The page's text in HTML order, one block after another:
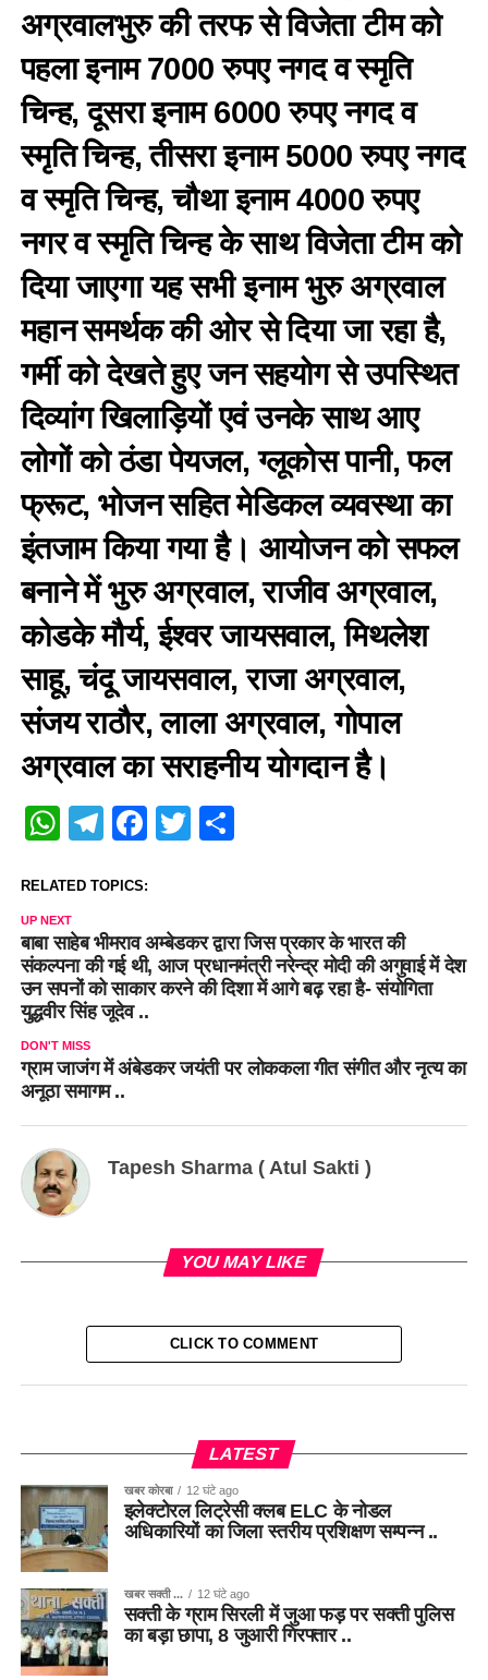
अग्रवालभुरु की तरफ से विजेता टीम को
पहला इनाम 7000 रुपए नगद व स्मृति
चिन्ह, दूसरा इनाम 6000 रुपए नगद व
स्मृति चिन्ह, तीसरा इनाम 5000 रुपए नगद
व स्मृति चिन्ह, चौथा इनाम 4000 रुपए
नगर व स्मृति चिन्ह के साथ विजेता टीम को
दिया जाएगा यह सभी इनाम भुरु अग्रवाल
महान समर्थक की ओर से दिया जा रहा है,
गर्मी को देखते हुए जन सहयोग से उपस्थित
दिव्यांग खिलाड़ियों एवं उनके साथ आए
लोगों को ठंडा पेयजल, ग्लूकोस पानी, फल
फ्रूट, भोजन सहित मेडिकल व्यवस्था का
इंतजाम किया गया है। आयोजन को सफल
बनाने में भुरु अग्रवाल, राजीव अग्रवाल,
कोडके मौर्य, ईश्वर जायसवाल, मिथलेश
साहू, चंदू जायसवाल, राजा अग्रवाल,
संजय राठौर, लाला अग्रवाल, गोपाल
अग्रवाल का सराहनीय योगदान है।
WhatsApp
Telegram
Facebook
Twitter
Share
RELATED TOPICS:
UP NEXT
बाबा साहेब भीमराव अम्बेडकर द्वारा जिस प्रकार के भारत की
संकल्पना की गई थी, आज प्रधानमंत्री नरेन्द्र मोदी की अगुवाई में देश
उन सपनों को साकार करने की दिशा में आगे बढ़ रहा है- संयोगिता
युद्धवीर सिंह जूदेव ..
DON'T MISS
ग्राम जाजंग में अंबेडकर जयंती पर लोककला गीत संगीत और नृत्य का
अनूठा समागम ..
Tapesh Sharma ( Atul Sakti )
YOU MAY LIKE
CLICK TO COMMENT
LATEST
खबर कोरबा 12 घंटे ago
इलेक्टोरल लिट्रेसी क्लब ELC के नोडल
अधिकारियों का जिला स्तरीय प्रशिक्षण सम्पन्न ..
खबर सक्ती ... 12 घंटे ago
सक्ती के ग्राम सिरली में जुआ फड़ पर सक्ती पुलिस
का बड़ा छापा, 8 जुआरी गिरफ्तार ..